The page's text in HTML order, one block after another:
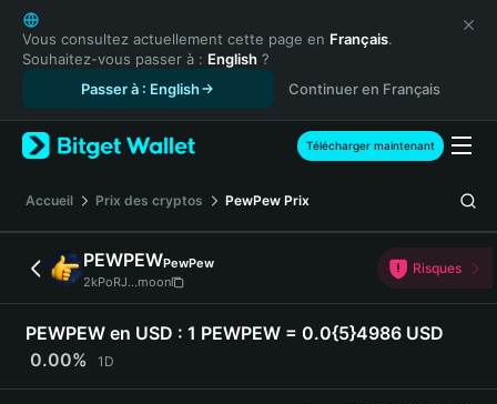
English
日本語
Tiếng Việt
Español (Latinoamérica)
Türkçe
Français
Deutsch
简体中文
繁體中文
Português (Portugal)
Bahasa Indonesia
ภาษาไทย
हिन्दी
Vous consultez actuellement cette page en Français.
Souhaitez-vous passer à : English ?
Passer à : English
Continuer en Français
Télécharger maintenant
Accueil Prix des cryptos PewPew Prix
PEWPEWPewPew
2kPoRJ...moon
Risques
PEWPEW en USD : 1 PEWPEW = 0.0{5}4986 USD
0.00%
1D